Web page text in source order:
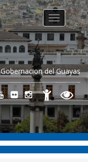
Gobernacion del Guayas
Toggle
navigation